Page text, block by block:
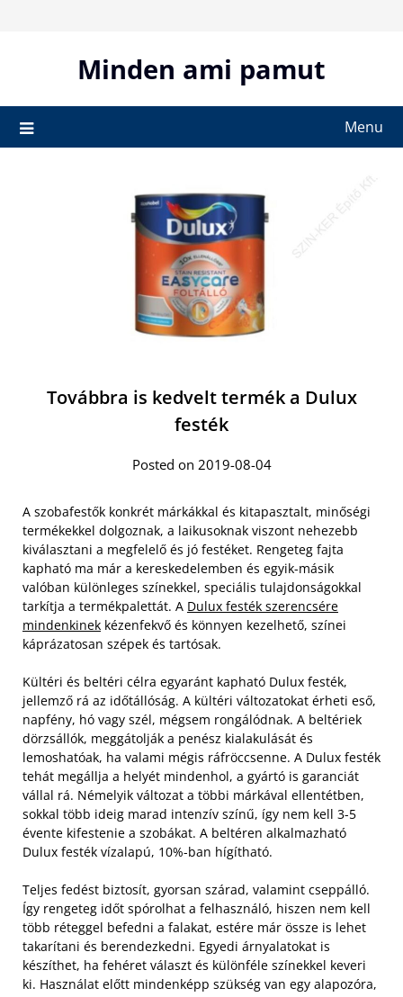
Minden ami pamut
Menu
Továbbra is kedvelt termék a Dulux
festék
Posted on 2019-08-04
A szobafestők konkrét márkákkal és kitapasztalt, minőségi
termékekkel dolgoznak, a laikusoknak viszont nehezebb
kiválasztani a megfelelő és jó festéket. Rengeteg fajta
kapható ma már a kereskedelemben és egyik-másik
valóban különleges színekkel, speciális tulajdonságokkal
tarkítja a termékpalettát. A Dulux festék szerencsére
mindenkinek kézenfekvő és könnyen kezelhető, színei
káprázatosan szépek és tartósak.
Kültéri és beltéri célra egyaránt kapható Dulux festék,
jellemző rá az időtállóság. A kültéri változatokat érheti eső,
napfény, hó vagy szél, mégsem rongálódnak. A beltériek
dörzsállók, meggátolják a penész kialakulását és
lemoshatóak, ha valami mégis ráfröccsenne. A Dulux festék
tehát megállja a helyét mindenhol, a gyártó is garanciát
vállal rá. Némelyik változat a többi márkával ellentétben,
sokkal több ideig marad intenzív színű, így nem kell 3-5
évente kifestenie a szobákat. A beltéren alkalmazható
Dulux festék vízalapú, 10%-ban hígítható.
Teljes fedést biztosít, gyorsan szárad, valamint cseppálló.
Így rengeteg időt spórolhat a felhasználó, hiszen nem kell
több réteggel befedni a falakat, estére már össze is lehet
takarítani és berendezkedni. Egyedi árnyalatokat is
készíthet, ha fehéret választ és különféle színekkel keveri
ki. Használat előtt mindenképp szükség van egy alapozóra,